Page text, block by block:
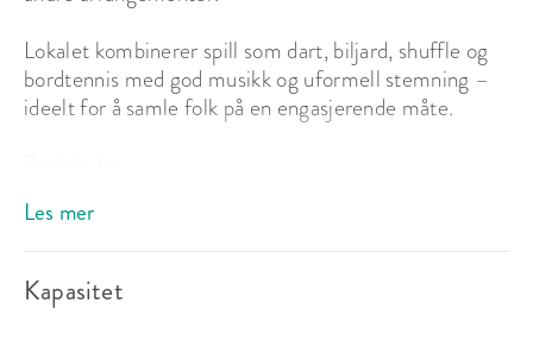
Lokalet kombinerer spill som dart, biljard, shuffle og
bordtennis med god musikk og uformell stemning –
ideelt for å samle folk på en engasjerende måte.
- Teambuilding og afterwork
- Bursdager og private arrangementer
Derfor velge Farfars:
Les mer
Kapasitet